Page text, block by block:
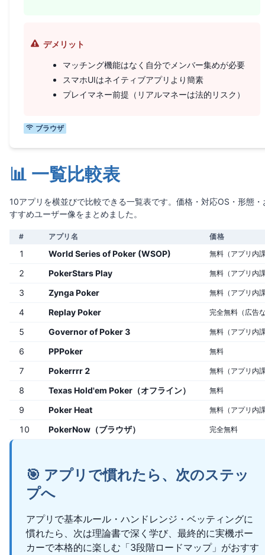
デメリット
マッチング機能はなく自分でメンバー集めが必要
スマホUIはネイティブアプリより簡素
プレイマネー前提（リアルマネーは法的リスク）
ブラウザ
📊 一覧比較表
10アプリを横並びで比較できる一覧表です。価格・対応OS・形態・
すすめユーザー像をまとめました。
# アプリ名 価格
1 World Series of Poker (WSOP) 無料（アプリ内
2 PokerStars Play 無料（アプリ内
3 Zynga Poker 無料（アプリ内
4 Replay Poker 完全無料（広告
5 Governor of Poker 3 無料（アプリ内
6 PPPoker 無料
7 Pokerrrr 2 無料（アプリ内
8 Texas Hold'em Poker（オフライン） 無料
9 Poker Heat 無料（アプリ内
10 PokerNow（ブラウザ） 完全無料
🎯 アプリで慣れたら、次のステッ
プへ
アプリで基本ルール・ハンドレンジ・ベッティングに
慣れたら、次は理論書で深く学び、最終的に実機ポー
カーで本格的に楽しむ「3段階ロードマップ」がおすす